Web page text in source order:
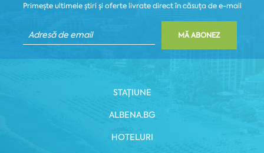
Primește ultimele știri și oferte livrate direct în căsuța de e-mail
MĂ ABONEZ
STAȚIUNE
ALBENA.BG
HOTELURI